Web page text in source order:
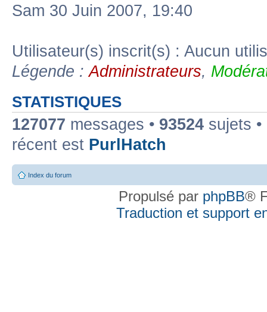
Sam 30 Juin 2007, 19:40
Utilisateur(s) inscrit(s) : Aucun
Légende :Administrateurs,
STATISTIQUES
127077 messages • 93524 sujets •
récent est PurlHatch
Index du forum
Propulsé par phpBB®
Traduction et support